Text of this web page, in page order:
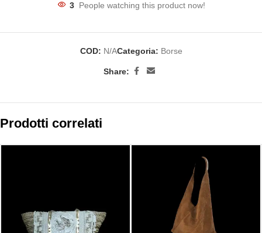
3 People watching this product now!
COD: N/ACategoria: Borse
Share:
Prodotti correlati